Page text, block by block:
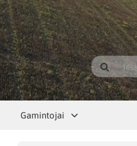
Gamintojai